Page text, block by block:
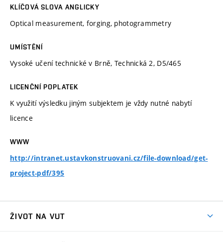
KLÍČOVÁ SLOVA ANGLICKY
Optical measurement, forging, photogrammetry
UMÍSTĚNÍ
Vysoké učení technické v Brně, Technická 2, D5/465
LICENČNÍ POPLATEK
K využití výsledku jiným subjektem je vždy nutné nabytí
licence
WWW
http://intranet.ustavkonstruovani.cz/file-download/get-
project-pdf/395
ŽIVOT NA VUT